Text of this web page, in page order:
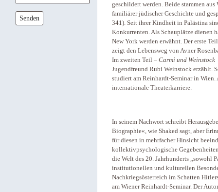
Senden
geschildert werden. Beide stammen
familiärer jüdischer Geschichte und
341). Seit ihrer Kindheit in Palästina
Konkurrenten. Als Schauplätze dienen
New York werden erwähnt. Der erste
zeigt den Lebensweg von Avner
Im zweiten Teil – Carmi und Weinstock
Jugendfreund Rubi Weinstock erzählt.
studiert am Reinhardt-Seminar in
internationale Theaterkarriere.
In seinem Nachwort schreibt
Biographie«, wie Shaked sagt, aber
für diesen in mehrfacher Hinsicht
kollektivpsychologische
die Welt des 20. Jahrhunderts „sowohl
institutionellen und kulturellen
Nachkriegsösterreich im Schatten
am Wiener Reinhardt-Seminar. Der